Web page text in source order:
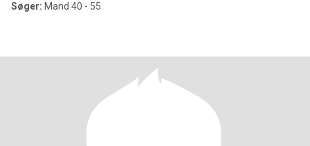
Søger: Mand 40 - 55